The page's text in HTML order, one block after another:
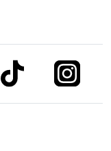
link to tiktok